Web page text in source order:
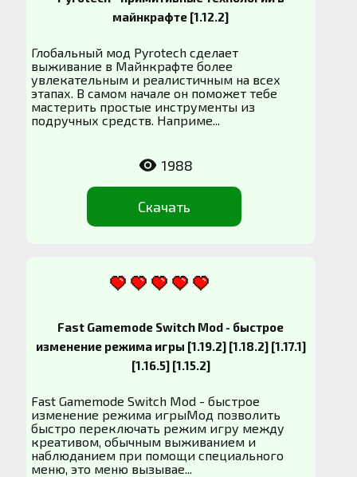
майнкрафте [1.12.2]
Глобальный мод Pyrotech сделает
выживание в Майнкрафте более
увлекательным и реалистичным на всех
этапах. В самом начале он поможет тебе
мастерить простые инструменты из
подручных средств. Наприме...
Скачать
1988
Fast Gamemode Switch Mod - быстрое
изменение режима игры [1.19.2] [1.18.2] [1.17.1]
[1.16.5] [1.15.2]
Fast Gamemode Switch Mod - быстрое
изменение режима игрыМод позволить
быстро переключать режим игру между
креативом, обычным выживанием и
наблюданием при помощи специального
меню, это меню вызывае...